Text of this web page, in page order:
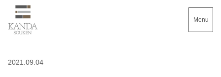
Menu
2021.09.04